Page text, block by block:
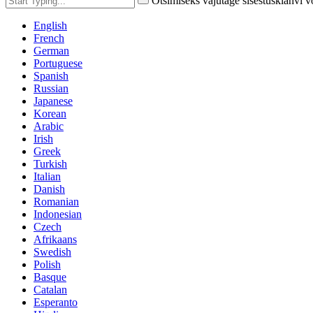
English
French
German
Portuguese
Spanish
Russian
Japanese
Korean
Arabic
Irish
Greek
Turkish
Italian
Danish
Romanian
Indonesian
Czech
Afrikaans
Swedish
Polish
Basque
Catalan
Esperanto